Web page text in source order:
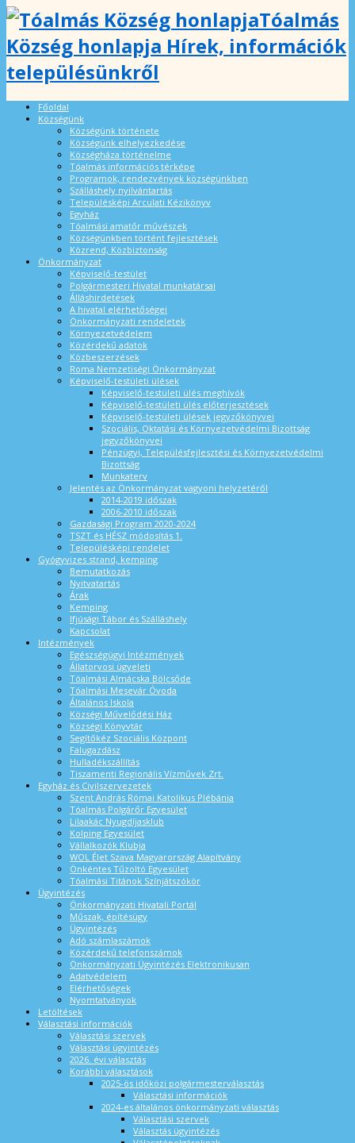
Tóalmás
Község honlapja Hírek, információk
településünkről
Főoldal
Községünk
Községünk története
Községünk elhelyezkedése
Községháza történelme
Tóalmás információs térképe
Programok, rendezvények községünkben
Szálláshely nyilvántartás
Településképi Arculati Kézikönyv
Egyház
Tóalmási amatőr művészek
Községünkben történt fejlesztések
Közrend, Közbiztonság
Önkormányzat
Képviselő-testület
Polgármesteri Hivatal munkatársai
Álláshirdetések
A hivatal elérhetőségei
Önkormányzati rendeletek
Környezetvédelem
Közérdekű adatok
Közbeszerzések
Roma Nemzetiségi Önkormányzat
Képviselő-testületi ülések
Képviselő-testületi ülés meghívók
Képviselő-testületi ülés előterjesztések
Képviselő-testületi ülések jegyzőkönyvei
Szociális, Oktatási és Környezetvédelmi Bizottság
jegyzőkönyvei
Pénzügyi, Településfejlesztési és Környezetvédelmi
Bizottság
Munkaterv
Jelentés az Önkormányzat vagyoni helyzetéről
2014-2019 időszak
2006-2010 időszak
Gazdasági Program 2020-2024
TSZT és HÉSZ módosítás 1.
Településképi rendelet
Gyógyvizes strand, kemping
Bemutatkozás
Nyitvatartás
Árak
Kemping
Ifjúsági Tábor és Szálláshely
Kapcsolat
Intézmények
Egészségügyi Intézmények
Állatorvosi ügyeleti
Tóalmási Almácska Bölcsőde
Tóalmási Mesevár Óvoda
Általános Iskola
Községi Művelődési Ház
Községi Könyvtár
Segítőkéz Szociális Központ
Falugazdász
Hulladékszállítás
Tiszamenti Regionális Vízművek Zrt.
Egyház és Civilszervezetek
Szent András Római Katolikus Plébánia
Tóalmás Polgárőr Egyesület
Lilaakác Nyugdíjasklub
Kolping Egyesület
Vállalkozók Klubja
WOL Élet Szava Magyarország Alapítvány
Önkéntes Tűzoltó Egyesület
Tóalmási Titánok Színjátszókör
Ügyintézés
Önkormányzati Hivatali Portál
Műszak, építésügy
Ügyintézés
Adó számlaszámok
Közérdekű telefonszámok
Önkormányzati Ügyintézés Elektronikusan
Adatvédelem
Elérhetőségek
Nyomtatványok
Letöltések
Választási információk
Választási szervek
Választási ügyintézés
2026. évi választás
Korábbi választások
2025-ös időközi polgármesterválasztás
Választási információk
2024-es általános önkormányzati választás
Választási szervek
Választás ügyintézés